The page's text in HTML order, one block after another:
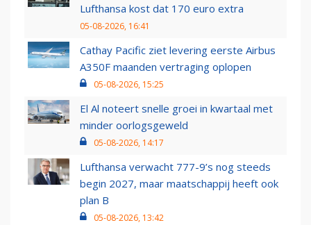
Lufthansa kost dat 170 euro extra
05-08-2026, 16:41
Cathay Pacific ziet levering eerste Airbus
A350F maanden vertraging oplopen
05-08-2026, 15:25
El Al noteert snelle groei in kwartaal met
minder oorlogsgeweld
05-08-2026, 14:17
Lufthansa verwacht 777-9’s nog steeds
begin 2027, maar maatschappij heeft ook
plan B
05-08-2026, 13:42